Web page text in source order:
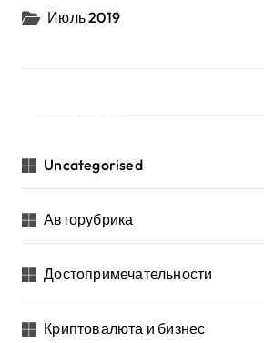
Июль 2019
Uncategorised
Авторубрика
Достопримечательности
Криптовалюта и бизнес